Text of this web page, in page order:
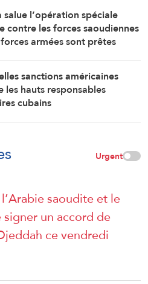
salue l’opération spéciale
contre les forces saoudiennes
armées sont prêtes
sanctions américaines
les hauts responsables
cubains
Urgent
saoudite et le
un accord de
ce vendredi